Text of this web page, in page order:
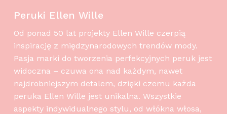
Peruki Ellen Wille
Od ponad 50 lat projekty Ellen Wille czerpią
inspirację z międzynarodowych trendów mody.
Pasja marki do tworzenia perfekcyjnych peruk jest
widoczna – czuwa ona nad każdym, nawet
najdrobniejszym detalem, dzięki czemu każda
peruka Ellen Wille jest unikalna. Wszystkie
aspekty indywidualnego stylu, od włókna włosa,